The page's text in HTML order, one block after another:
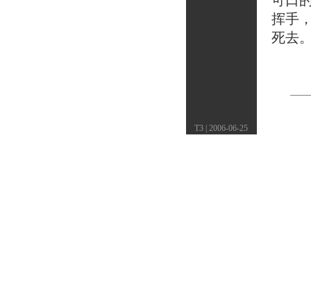
T3 | 2006-06-25
挥手
死去